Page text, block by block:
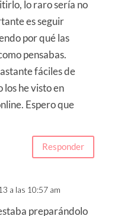
lo raro sería no
es seguir
por qué las
pensabas.
fáciles de
los he visto en
Espero que
Responder
a las 10:57 am
preparándolo